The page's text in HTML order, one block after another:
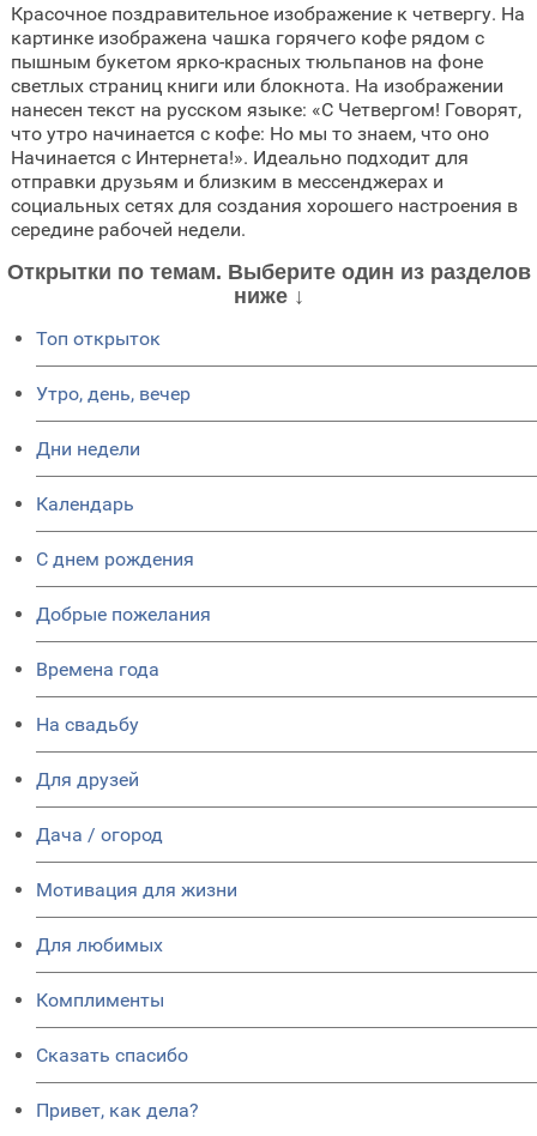
Красочное поздравительное изображение к четвергу. На
картинке изображена чашка горячего кофе рядом с
пышным букетом ярко-красных тюльпанов на фоне
светлых страниц книги или блокнота. На изображении
нанесен текст на русском языке: «С Четвергом! Говорят,
что утро начинается с кофе: Но мы то знаем, что оно
Начинается с Интернета!». Идеально подходит для
отправки друзьям и близким в мессенджерах и
социальных сетях для создания хорошего настроения в
середине рабочей недели.
Открытки по темам. Выберите один из разделов
ниже ↓
Топ открыток
Утро, день, вечер
Дни недели
Календарь
C днем рождения
Добрые пожелания
Времена года
На свадьбу
Для друзей
Дача / огород
Мотивация для жизни
Для любимых
Комплименты
Сказать спасибо
Привет, как дела?